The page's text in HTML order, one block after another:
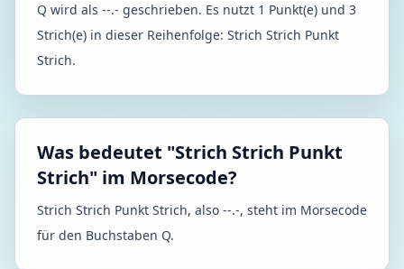
Q wird als --.- geschrieben. Es nutzt 1 Punkt(e) und 3
Strich(e) in dieser Reihenfolge: Strich Strich Punkt
Strich.
Was bedeutet "Strich Strich Punkt
Strich" im Morsecode?
Strich Strich Punkt Strich, also --.-, steht im Morsecode
für den Buchstaben Q.